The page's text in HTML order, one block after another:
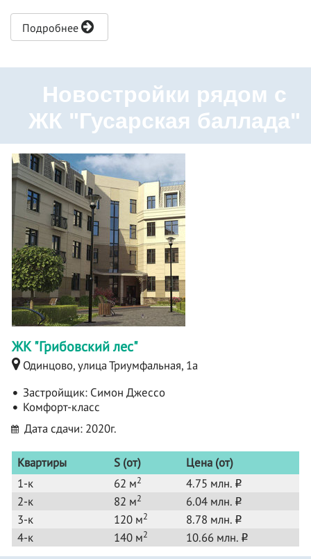
Подробнее
Новостройки рядом с
ЖК "Гусарская баллада"
ЖК "Грибовский лес"
Одинцово, улица Триумфальная, 1а
Застройщик: Симон Джессо
Комфорт-класс
Дата сдачи: 2020г.
Квартиры S (от)
Цена (от)
1-к
62 м2 4.75 млн. o
2-к 82 м2 6.04 млн. o
3-к 120 м2 8.78 млн. o
4-к 140 м2 10.66 млн. o